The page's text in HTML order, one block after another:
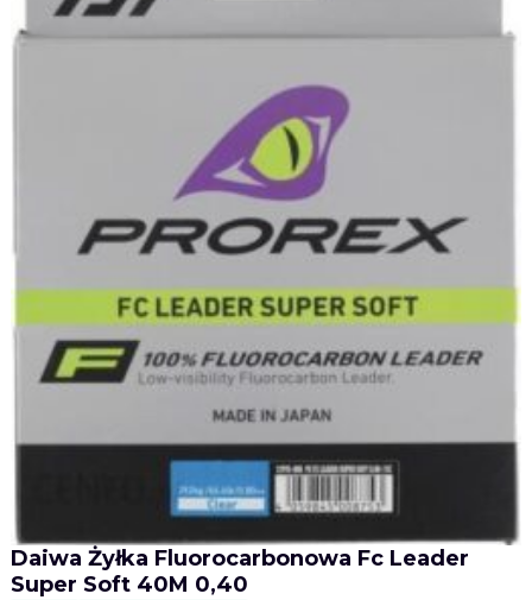
Daiwa Żyłka Fluorocarbonowa Fc Leader
Super Soft 40M 0,40